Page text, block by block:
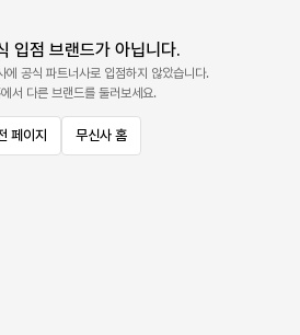
입점 브랜드가 아닙니다.
에 공식 파트너사로 입점하지 않았습니다.
서 다른 브랜드를 둘러보세요.
페이지 무신사 홈